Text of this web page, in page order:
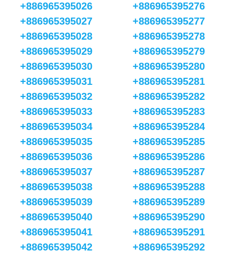
+886965395026
+886965395027
+886965395028
+886965395029
+886965395030
+886965395031
+886965395032
+886965395033
+886965395034
+886965395035
+886965395036
+886965395037
+886965395038
+886965395039
+886965395040
+886965395041
+886965395042
+886965395276
+886965395277
+886965395278
+886965395279
+886965395280
+886965395281
+886965395282
+886965395283
+886965395284
+886965395285
+886965395286
+886965395287
+886965395288
+886965395289
+886965395290
+886965395291
+886965395292